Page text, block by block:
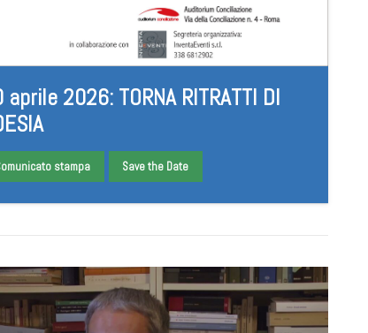
aprile 2026: TORNA RITRATTI DI
stampa Save the Date